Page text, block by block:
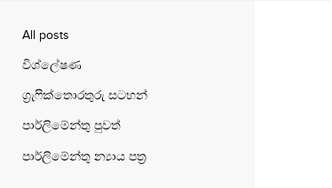
All posts
විශ්ලේෂණ
ග්‍රැෆික්තොරතුරු සටහන්
පාර්ලිමේන්තු පුවත්
පාර්ලිමේන්තු න්‍යාය පත්‍ර